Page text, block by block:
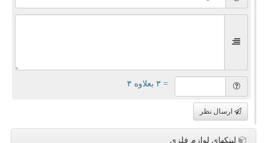
= ۳ بعلاوه ۳
ارسال نظر
لینکهای لوازم فلزی